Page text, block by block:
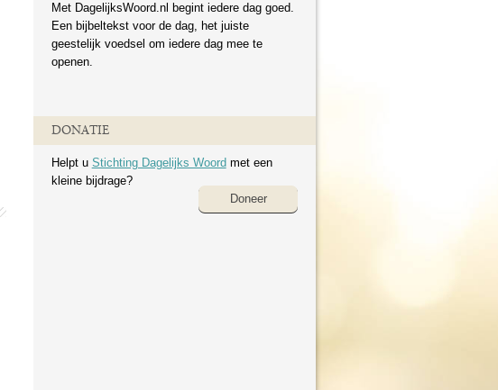
Met DagelijksWoord.nl begint iedere dag goed.
Een bijbeltekst voor de dag, het juiste
geestelijk voedsel om iedere dag mee te
openen.
DONATIE
Helpt u Stichting Dagelijks Woord met een
kleine bijdrage?
Doneer